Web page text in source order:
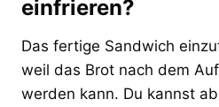
einfrieren?
Das fertige Sandwich
weil das Brot nach dem
werden kann. Du kannst